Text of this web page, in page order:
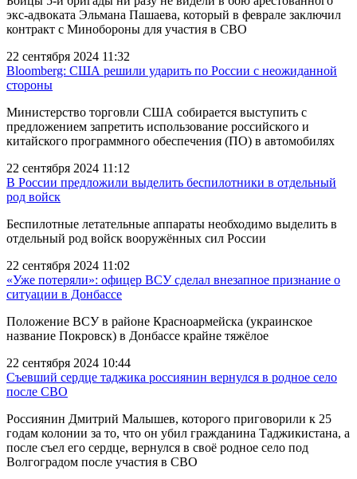
экс-адвоката Эльмана Пашаева, который в феврале заключил
контракт с Минобороны для участия в СВО
22 сентября 2024 11:32
Bloomberg: США решили ударить по России с неожиданной
стороны
Министерство торговли США собирается выступить с
предложением запретить использование российского и
китайского программного обеспечения (ПО) в автомобилях
22 сентября 2024 11:12
В России предложили выделить беспилотники в отдельный
род войск
Беспилотные летательные аппараты необходимо выделить в
отдельный род войск вооружённых сил России
22 сентября 2024 11:02
«Уже потеряли»: офицер ВСУ сделал внезапное признание о
ситуации в Донбассе
Положение ВСУ в районе Красноармейска (украинское
название Покровск) в Донбассе крайне тяжёлое
22 сентября 2024 10:44
Съевший сердце таджика россиянин вернулся в родное село
после СВО
Россиянин Дмитрий Малышев, которого приговорили к 25
годам колонии за то, что он убил гражданина Таджикистана, а
после съел его сердце, вернулся в своё родное село под
Волгоградом после участия в СВО